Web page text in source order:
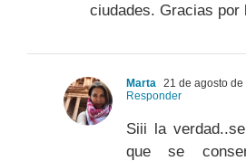
ciudades. Gracias por
Marta 21 de agosto
Responder
Siii la
que se